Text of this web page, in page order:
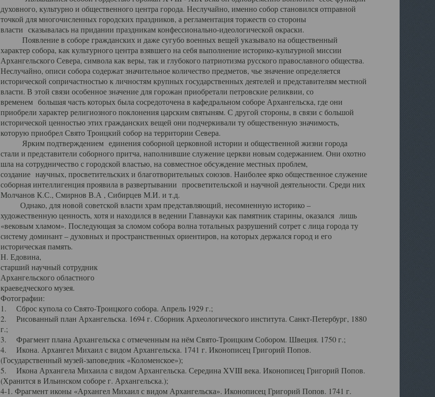
духовного, культурно и общественного центра города. Неслучайно, именно собор становился отправной
точкой для многочисленных городских праздников, а регламентация торжеств со стороны
власти сказывалась на придании праздникам конфессионально-идеологической окраски.
Появление в соборе гражданских и даже сугубо военных вещей указывало на общественный
характер собора, как культурного центра взявшего на себя выполнение историко-культурной миссии
Архангельского Севера, символа как веры, так и глубокого патриотизма русского православного общества.
Неслучайно, описи собора содержат значительное количество предметов, чье значение определяется
исторической сопричастностью к личностям крупных государственных деятелей и представителям местной
власти. В этой связи особенное значение для горожан приобретали петровские реликвии, со
временем большая часть которых была сосредоточена в кафедральном соборе Архангельска, где они
приобрели характер религиозного поклонения царским святыням. С другой стороны, в связи с большой
исторической ценностью этих гражданских вещей они подчеркивали ту общественную значимость,
которую приобрел Свято Троицкий собор на территории Севера.
Ярким подтверждением единения соборной церковной истории и общественной жизни города
стали и представители соборного притча, наполнившие служение церкви новым содержанием. Они охотно
шла на сотрудничество с городской властью, на совместное обсуждение местных проблем,
создание научных, просветительских и благотворительных союзов. Наиболее ярко общественное служение
соборная интеллигенция проявила в развертывании просветительской и научной деятельности. Среди них
Молчанов К.С., Смирнов В.А , Сибирцев М.И. и т.д.
Однако, для новой советской власти храм представляющий, несомненную историко –
художественную ценность, хотя и находился в ведении Главнауки как памятник старины, оказался лишь
«вековым хламом». Последующая за сломом собора волна тотальных разрушений сотрет с лица города ту
систему доминант – духовных и пространственных ориентиров, на которых держался город и его
историческая память.
Н. Едовина,
старший научный сотрудник
Архангельского областного
краеведческого музея.
Фотографии:
1. Сброс купола со Свято-Троицкого собора. Апрель 1929 г.;
2. Рисованный план Архангельска. 1694 г. Сборник Археологического института. Санкт-Петербург, 1880
г.;
3. Фрагмент плана Архангельска с отмеченным на нём Свято-Троицким Собором. Швеция. 1750 г.;
4. Икона. Архангел Михаил с видом Архангельска. 1741 г. Иконописец Григорий Попов.
(Государственный музей-заповедник «Коломенское»);
5. Икона Архангела Михаила с видом Архангельска. Середина XVIII века. Иконописец Григорий Попов.
(Хранится в Ильинском соборе г. Архангельска.);
4-1. Фрагмент иконы «Архангел Михаил с видом Архангельска». Иконописец Григорий Попов. 1741 г.